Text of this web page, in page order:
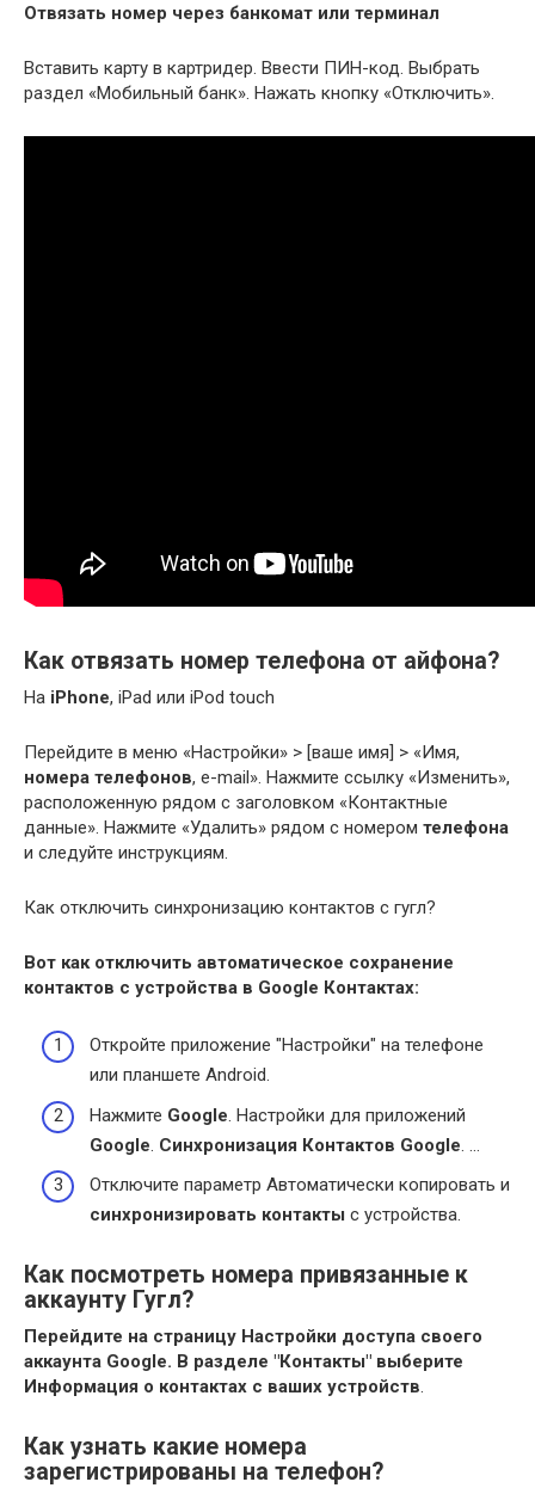
Отвязать номер через банкомат или терминал
Вставить карту в картридер. Ввести ПИН-код. Выбрать
раздел «Мобильный банк». Нажать кнопку «Отключить».
Как отвязать номер телефона от айфона?
На iPhone, iPad или iPod touch
Перейдите в меню «Настройки» > [ваше имя] > «Имя,
номера телефонов, e-mail». Нажмите ссылку «Изменить»,
расположенную рядом с заголовком «Контактные
данные». Нажмите «Удалить» рядом с номером телефона
и следуйте инструкциям.
Как отключить синхронизацию контактов с гугл?
Вот как отключить автоматическое сохранение
контактов с устройства в Google Контактах:
Откройте приложение "Настройки" на телефоне
или планшете Android.
Нажмите Google. Настройки для приложений
Google. Синхронизация Контактов Google. …
Отключите параметр Автоматически копировать и
синхронизировать контакты с устройства.
Как посмотреть номера привязанные к
аккаунту Гугл?
Перейдите на страницу Настройки доступа своего
аккаунта Google. В разделе "Контакты" выберите
Информация о контактах с ваших устройств.
Как узнать какие номера
зарегистрированы на телефон?